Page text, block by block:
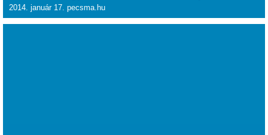
2014. január 17. pecsma.hu